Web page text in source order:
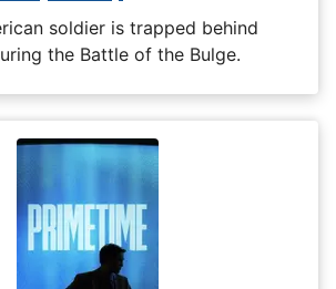
soldier is trapped behind
the Battle of the Bulge.